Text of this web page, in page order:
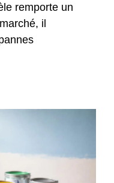
remporte un
il